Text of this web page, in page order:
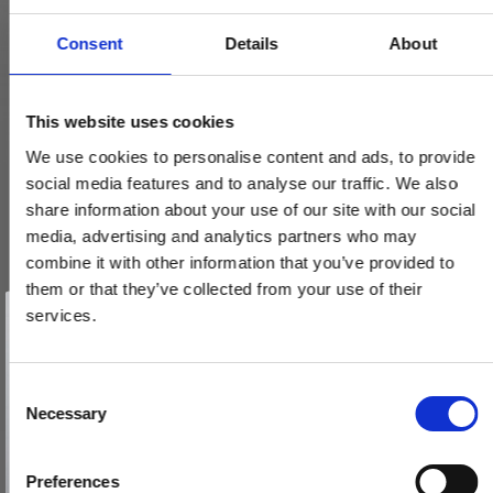
Consent Details About
This website uses cookies
We use cookies to personalise content and ads, to provide
social media features and to analyse our traffic. We also
share information about your use of our site with our social
media, advertising and analytics partners who may
combine it with other information that you’ve provided to
them or that they’ve collected from your use of their
services.
Necessary
Preferences
Husnumre, Mat nikkel, 140 mm, Model 572
200590-200599
Pris fra 74,00 DKK Vind et gavekort